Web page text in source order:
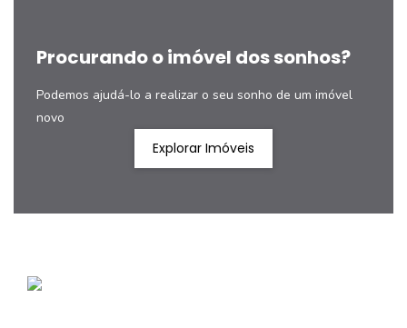
Procurando o imóvel dos sonhos?
Podemos ajudá-lo a realizar o seu sonho de um imóvel
novo
Explorar Imóveis